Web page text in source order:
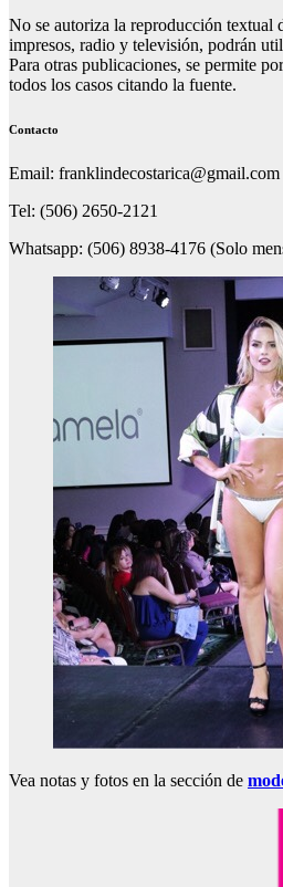
No se autoriza la reproducción textual
impresos, radio y televisión, podrán
Para otras publicaciones, se permite
todos los casos citando la fuente.
Contacto
Email: franklindecostarica@gmail.com
Tel: (506) 2650-2121
Whatsapp: (506) 8938-4176 (Solo
Vea notas y fotos en la sección de